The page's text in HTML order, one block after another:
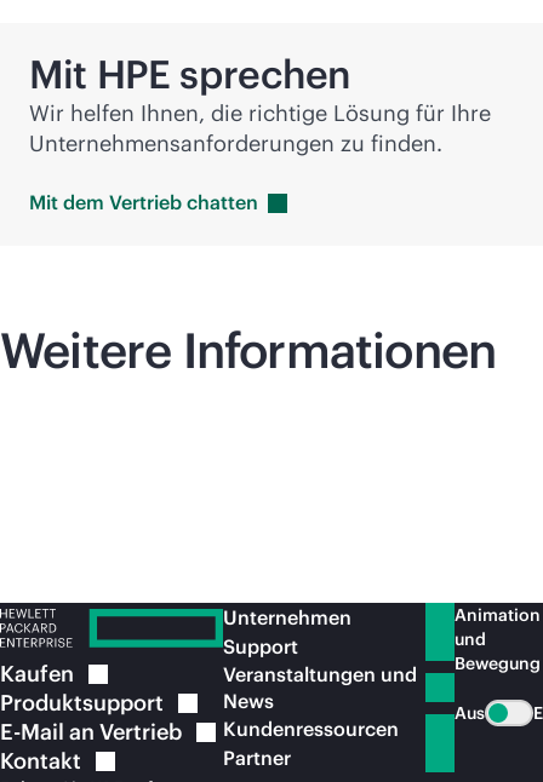
Mit HPE sprechen
Wir helfen Ihnen, die richtige Lösung für Ihre
Unternehmensanforderungen zu finden.
Mit dem Vertrieb chatten
Weitere Informationen
Kaufen
Produktsupport
E-Mail an Vertrieb
Kontakt
Unternehmen
Support
Veranstaltungen und
News
Kundenressourcen
Partner
Animation
und
Bewegung
Aus